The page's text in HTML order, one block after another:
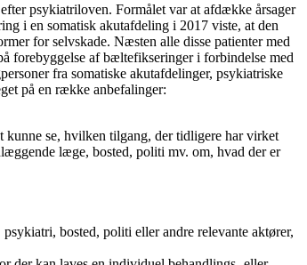
psykiatriloven. Formålet var at afdække årsager
i en somatisk akutafdeling i 2017 viste, at den
for selvskade. Næsten alle disse patienter med
forebyggelse af bæltefikseringer i forbindelse med
fra somatiske akutafdelinger, psykiatriske
på en række anbefalinger:
se, hvilken tilgang, der tidligere har virket
læge, bosted, politi mv. om, hvad der er
bosted, politi eller andre relevante aktører,